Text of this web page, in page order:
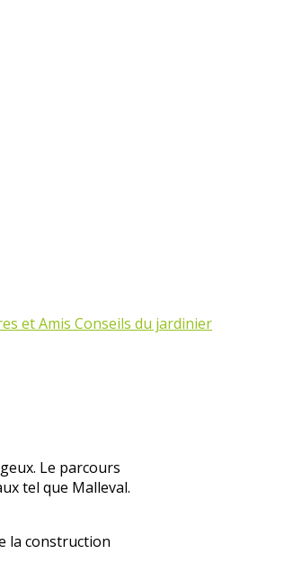
et Amis Conseils du jardinier
Le parcours
tel que Malleval.
la construction